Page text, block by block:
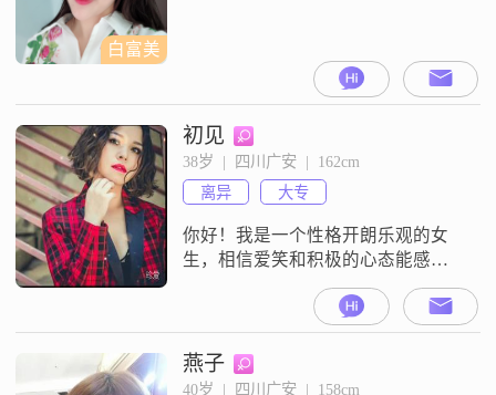
白富美
初见
38岁  |  四川广安  |  162cm
离异
大专
你好！我是一个性格开朗乐观的女
生，相信爱笑和积极的心态能感染
身边的人。生活中我比较自律，无
不良嗜好，热爱运动，喜欢干净整
洁，平时会自己做饭，认为踏实的
日常是幸福感的来源。希望你也热
爱生活，情绪稳定，有责任心和自
燕子
40岁  |  四川广安  |  158cm